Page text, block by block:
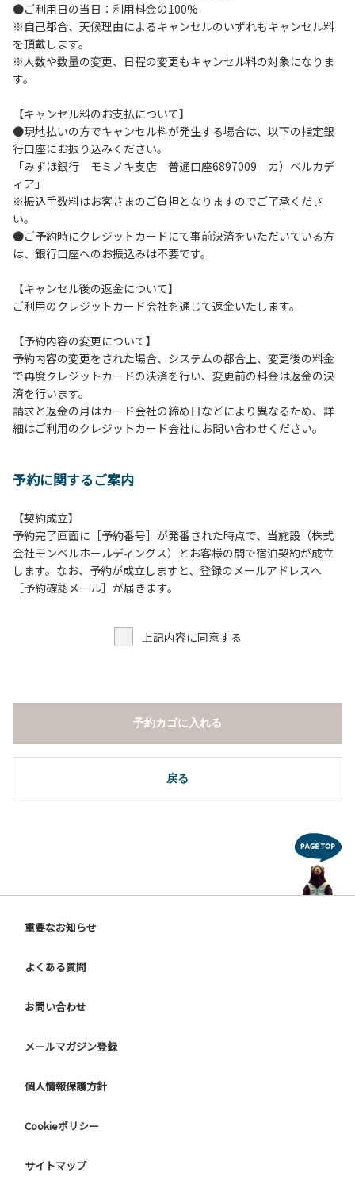
４.駐車中は必ずエンジンをお切りください。
５.ヴィレッジ場内を車で移動する場合は、徐行運転
（5km/h以下）を行ってください。
６.施設内は土足禁止です。
７.コテージ・団体宿泊棟内は禁煙です。喫煙は指定の場所で
８.ゴミは分別した上で、燃えるごみ以外は中身を洗い、チェ
ックアウト時はシンクに置いてください。
９.不可抗力以外の事由により建造物、家具、備品、その他の
物品を損傷、紛失、汚染させた場合には、相当額を弁償して
いただくことがあります。
１０.施設内（駐車場含む）での事故や盗難などにつきまして
は、一切の責任を負いかねます。
１１.夜間お車で外出される場合は、駐車場出入り口のバリケ
ードを手動で外してください。※バリケードは都度、元の位
１２.ヴィレッジ場内外灯の消灯時間は21時です。
１.動物（ペット類）の同伴はご遠慮願います。
２.安全管理上、お子様の単独での行動はご遠慮ください。
３.調度品などの持ち出しはしないでください。
４.ご訪問客とのコテージ内での面会はご遠慮願います。
５.テラス、施設内等での花火は禁止です。河原で行う場合は
火の始末の確認、ごみの持ち帰りをお願いします。
７.地面での直火による焚き火、BBQ、キャンプファイヤー
８.テラスでのBBQの利用後は、炭の鎮火の確認をお願いい
たします。
【団体宿泊棟ご利用上の注意事項ならびに禁止事項】
１.食堂や厨房の共用部の独占利用はご遠慮ください。
４.調度品などの持ち出しはしないでください。
７.周囲に迷惑となるような行為（夜間の大声での談笑等）や
他人に嫌悪感を与えるような行為はお止めください。
８.地面での直火による焚き火、BBQ、キャンプファイヤー
は禁止します。
●ご利用日の当日：利用料金の100%
※自己都合、天候理由によるキャンセルのいずれもキャンセル料
を頂戴します。
※人数や数量の変更、日程の変更もキャンセル料の対象になりま
す。
【キャンセル料のお支払について】
●現地払いの方でキャンセル料が発生する場合は、以下の指定銀
行口座にお振り込みください。
「みずほ銀行 モミノキ支店 普通口座6897009 カ）ベルカデ
ィア」
※振込手数料はお客さまのご負担となりますのでご了承くださ
い。
●ご予約時にクレジットカードにて事前決済をいただいている方
は、銀行口座へのお振込みは不要です。
【キャンセル後の返金について】
ご利用のクレジットカード会社を通じて返金いたします。
【予約内容の変更について】
予約内容の変更をされた場合、システムの都合上、変更後の料金
で再度クレジットカードの決済を行い、変更前の料金は返金の決
済を行います。
請求と返金の月はカード会社の締め日などにより異なるため、詳
細はご利用のクレジットカード会社にお問い合わせください。
予約に関するご案内
【契約成立】
予約完了画面に［予約番号］が発番された時点で、当施設（株式
会社モンベルホールディングス）とお客様の間で宿泊契約が成立
します。なお、予約が成立しますと、登録のメールアドレスへ
［予約確認メール］が届きます。
上記内容に同意する
戻る
予約カゴに入れる
重要なお知らせ
よくある質問
お問い合わせ
メールマガジン登録
個人情報保護方針
Cookieポリシー
サイトマップ